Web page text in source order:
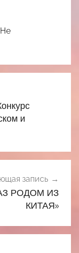
и
запись
РОДОМ ИЗ
КИТАЯ»